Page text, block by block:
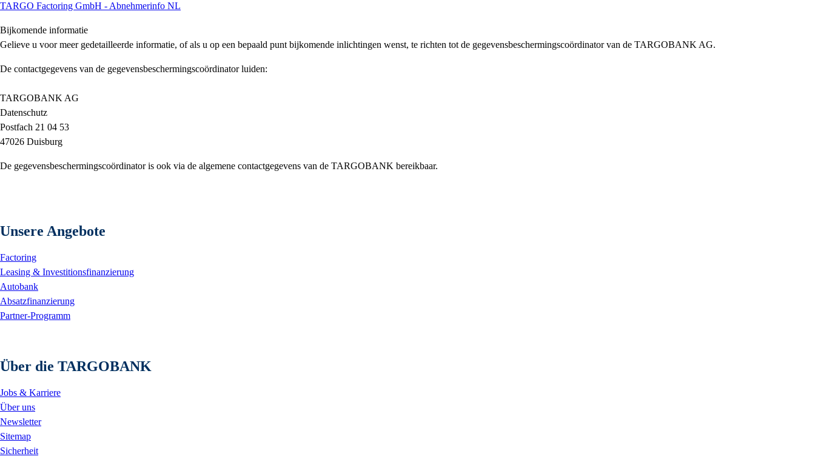
TARGO Factoring GmbH - Abnehmerinfo NL
Bijkomende informatie
Gelieve u voor meer gedetailleerde informatie, of als u op een bepaald punt bijkomende inlichtingen wenst, te richten tot de gegevensbeschermingscoördinator van de TARGOBANK AG.
De contactgegevens van de gegevensbeschermingscoördinator luiden:
TARGOBANK AG
Datenschutz
Postfach 21 04 53
47026 Duisburg
De gegevensbeschermingscoördinator is ook via de algemene contactgegevens van de TARGOBANK bereikbaar.
Unsere Angebote
Factoring
Leasing & Investitionsfinanzierung
Autobank
Absatzfinanzierung
Partner-Programm
Über die TARGOBANK
Jobs & Karriere
Über uns
Newsletter
Sitemap
Sicherheit